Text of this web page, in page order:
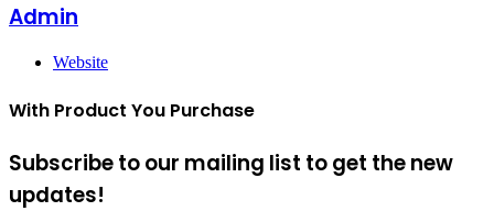
Admin
Website
With Product You Purchase
Subscribe to our mailing list to get the new
updates!